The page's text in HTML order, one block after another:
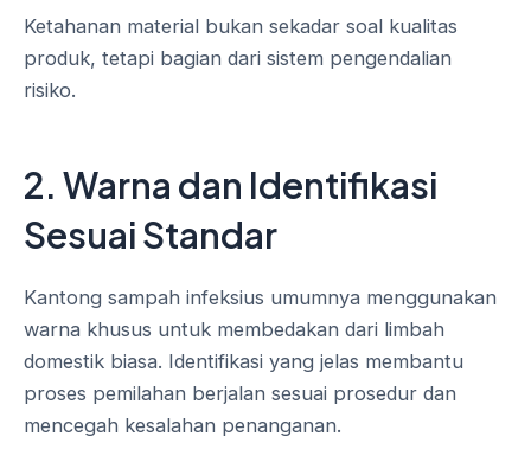
Ketahanan material bukan sekadar soal kualitas
produk, tetapi bagian dari sistem pengendalian
risiko.
2. Warna dan Identifikasi
Sesuai Standar
Kantong sampah infeksius umumnya menggunakan
warna khusus untuk membedakan dari limbah
domestik biasa. Identifikasi yang jelas membantu
proses pemilahan berjalan sesuai prosedur dan
mencegah kesalahan penanganan.